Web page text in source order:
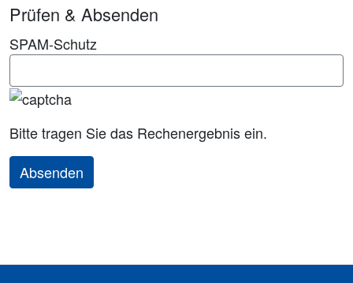
Prüfen & Absenden
SPAM-Schutz
Bitte tragen Sie das Rechenergebnis ein.